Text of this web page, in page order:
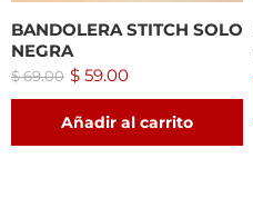
BANDOLERA STITCH SOLO
NEGRA
$69.00 $ 59.00
Añadir al carrito